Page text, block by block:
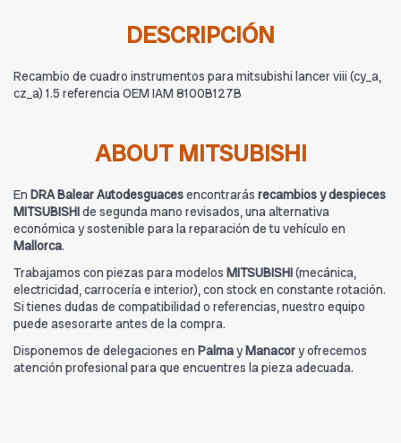
DESCRIPCIÓN
Recambio de cuadro instrumentos para mitsubishi lancer viii (cy_a,
cz_a) 1.5 referencia OEM IAM 8100B127B
ABOUT MITSUBISHI
En DRA Balear Autodesguacesencontrarás recambios y despieces
MITSUBISHIde segunda mano revisados, una alternativa
económica y sostenible para la reparación de tu vehículo en
Mallorca.
Trabajamos con piezas para modelos MITSUBISHI(mecánica,
electricidad, carrocería e interior), con stock en constante rotación.
Si tienes dudas de compatibilidad o referencias, nuestro equipo
puede asesorarte antes de la compra.
Disponemos de delegaciones en PalmayManacory ofrecemos
atención profesional para que encuentres la pieza adecuada.